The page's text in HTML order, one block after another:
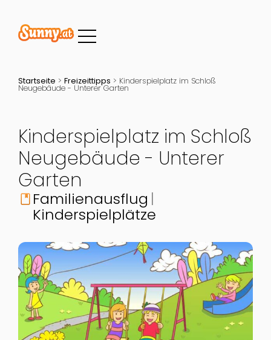
Startseite > Freizeittipps > Kinderspielplatz im Schloß
Neugebäude - Unterer Garten
Kinderspielplatz im Schloß
Neugebäude - Unterer
Garten
book Familienausflug
Kinderspielplätze